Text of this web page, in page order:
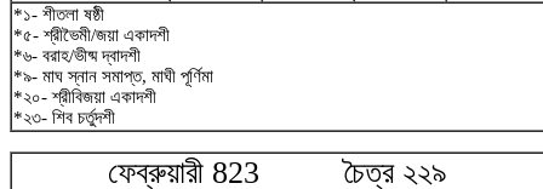
*১- শীতলা ষষ্ঠী
*৫- শ্রীভৈমী/জয়া একাদশী
*৬- বরাহ/ভীষ্ম দ্বাদশী
*৯- মাঘ স্নান সমাপ্ত, মাঘী পূর্ণিমা
*২০- শ্রীবিজয়া একাদশী
*২৩- শিব চর্তুদশী
ফেব্রুয়ারী 823 চৈত্র ২২৯